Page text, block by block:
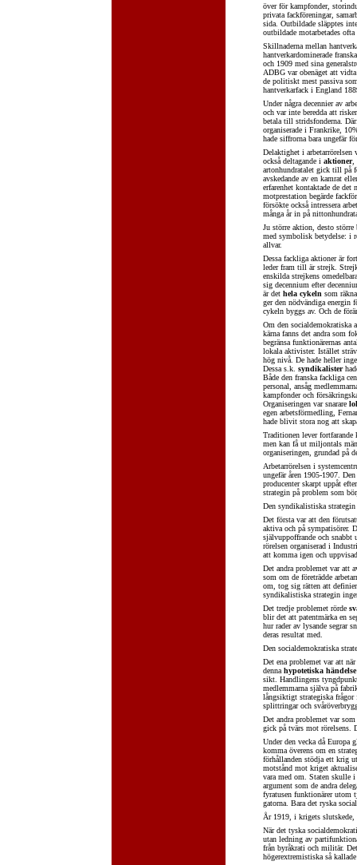
över för kampfonder,
privata fackföreningar,
sida. Outbildade släpptes
outbildade motarbetades
Skillnaderna mellan
hantverkardominerade
och 1909 med sina
ADBG var obenäget att
de politiskt mest passiva
hantverkarfack i England
Under några decennier av
och var inte beredda att
betala till stridsfonderna.
organiserade i Frankrike,
hade siffrorna bara ungefär
Delaktighet i
också deltagande i aktioner,
artonhundratalet gick till på
avskedande av en kamrat
erfarenhet kontaktade de det
motprestation begärde
försökte också intressera
många år in på
Ju större aktion, desto
med symbolisk betydelse: i
allvar.
Dessa fackliga aktioner är
leder fram till är strejk.
enskilda strejkens
sig decennium efter
är det hela cykeln som
ger den nödvändiga energin
cykeln byggs av. Och de
Om den socialdemokratiska
kärna fanns det andra som
begränsa funktionärernas
lokala aktivister. Istället
hög nivå. De hade heller
Dessa s.k. syndikalister
Både den franska fackliga
personal, ansåg
kampfonder och
Organiseringen var snarare
egen arbetsförmedling,
hade blivit stora nog att
Traditionen lever fortfarande
men kan få ut miljontals
organiseringen, grundad på
Arbetarrörelsen i
ungefär åren 1905-1907.
producenter skarpt uppåt
strategin på problem som
Den syndikalistiska
Det första var att den
aktiva och på sympatisörer.
självuppoffrande och snabbt
rörelsen organiserad i
att komma igen och
Det andra problemet var att
som om de företrädde
om, tog sig rätten att
syndikalistiska strategin
Det tredje problemet rörde
blir det att patentmärka en
hur rader av lysande segrar
deras resultat med.
Den socialdemokratiska
Det ena problemet var att
denna hypotetiska
sikt. Handlingens
medlemmarna själva på
långsiktigt strategiska frågor
splittringar och
Det andra problemet var
gick på tvärs mot rörelsens.
Under den vecka då Europa
komma överens om en
förhållanden stödja ett krig
motstånd mot kriget
vara med om. Staten skulle
argument som de andra
fyratusen funktionärer utom
gatorna. Bara det ryska
År 1919, i krigets
När det tyska
utan ledning av
från byråkrati och militär.
högerextremistiska så